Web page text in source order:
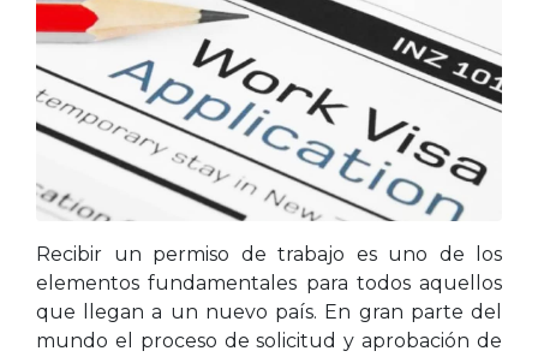
Recibir un permiso de trabajo es uno de los
elementos fundamentales para todos aquellos
que llegan a un nuevo país. En gran parte del
mundo el proceso de solicitud y aprobación de